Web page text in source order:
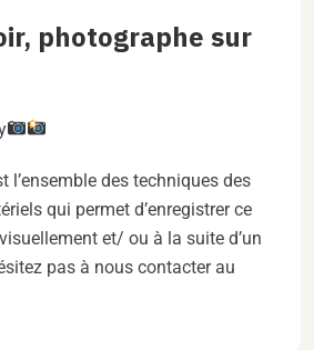
photographe sur
l’ensemble des techniques des
qui permet d’enregistrer ce
et/ ou à la suite d’un
pas à nous contacter au